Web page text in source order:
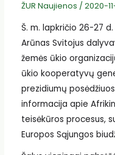
ŽUR Naujienos / 2020-
Š. m. lapkričio 26-27
Arūnas Svitojus
žemės ūkio
ūkio kooperatyvų
prezidiumų
informacija apie
teisėkūros procesus,
Europos Sąjungos